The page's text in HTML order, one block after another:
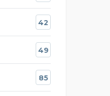
42
49
85